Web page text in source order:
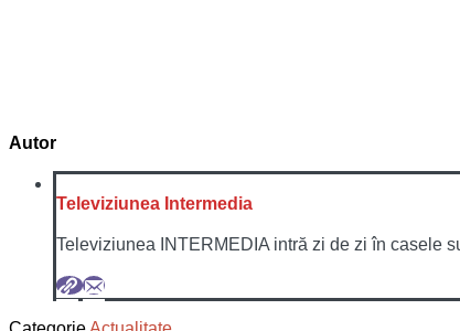
Autor
Televiziunea Intermedia
Televiziunea INTERMEDIA intră zi de zi în casele